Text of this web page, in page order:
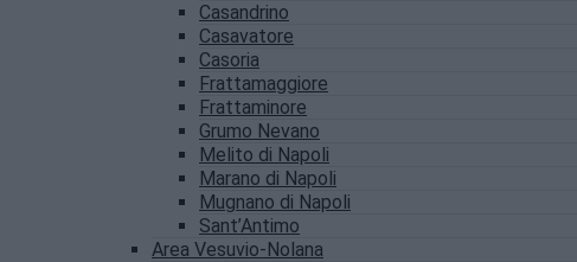
Casandrino
Casavatore
Casoria
Frattamaggiore
Frattaminore
Grumo Nevano
Melito di Napoli
Marano di Napoli
Mugnano di Napoli
Sant’Antimo
Area Vesuvio-Nolana